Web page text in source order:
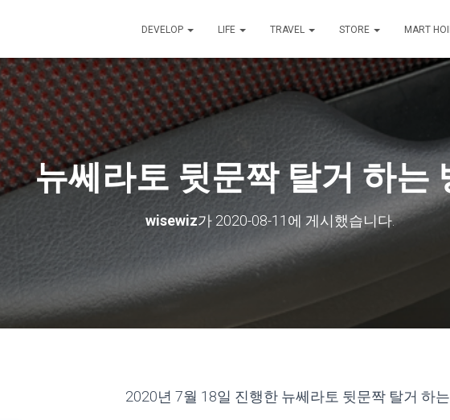
DEVELOP LIFE TRAVEL STORE MART
뉴쎄라토 뒷문짝 탈거 하는
wisewiz가 2020-08-11 에 게시했습니다.
‎2020‎년 ‎7‎월 ‎18‎일 진행한 뉴쎄라토 뒷문짝 탈거 하